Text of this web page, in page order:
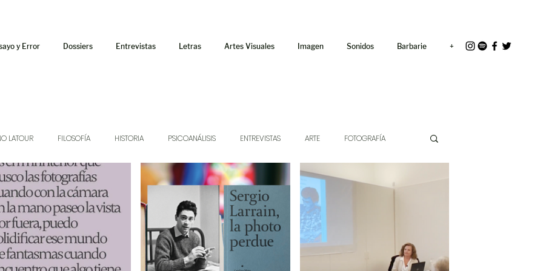
y Error Dossiers Entrevistas Letras Artes Visuales Imagen Sonidos Barbarie +
LATOUR FILOSOFÍA HISTORIA PSICOANÁLISIS ENTREVISTAS ARTE FOTOGRAFÍA
SONIDOS MÚSICA TALLERES Y CURSOS AUDIOTEXTO HÍBRIDOS CINE
ORÁCULO AFUERISMOS POESÍA ENSAYO DOSSIER NOCHE DE LAS IDEAS